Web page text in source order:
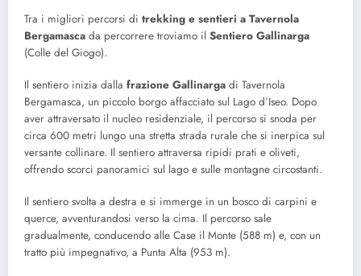
Tra i migliori percorsi di trekking e sentieri a Tavernola
Bergamasca da percorrere troviamo il Sentiero Gallinarga
(Colle del Giogo).
Il sentiero inizia dalla frazione Gallinarga di Tavernola
Bergamasca, un piccolo borgo affacciato sul Lago d’Iseo. Dopo
aver attraversato il nucleo residenziale, il percorso si snoda per
circa 600 metri lungo una stretta strada rurale che si inerpica sul
versante collinare. Il sentiero attraversa ripidi prati e oliveti,
offrendo scorci panoramici sul lago e sulle montagne circostanti.
Il sentiero svolta a destra e si immerge in un bosco di carpini e
querce, avventurandosi verso la cima. Il percorso sale
gradualmente, conducendo alle Case il Monte (588 m) e, con un
tratto più impegnativo, a Punta Alta (953 m).